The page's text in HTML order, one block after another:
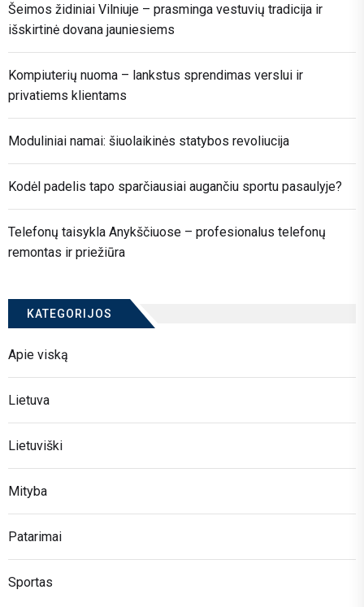
Šeimos židiniai Vilniuje – prasminga vestuvių tradicija ir
išskirtinė dovana jauniesiems
Kompiuterių nuoma – lankstus sprendimas verslui ir
privatiems klientams
Moduliniai namai: šiuolaikinės statybos revoliucija
Kodėl padelis tapo sparčiausiai augančiu sportu pasaulyje?
Telefonų taisykla Anykščiuose – profesionalus telefonų
remontas ir priežiūra
KATEGORIJOS
Apie viską
Lietuva
Lietuviški
Mityba
Patarimai
Sportas